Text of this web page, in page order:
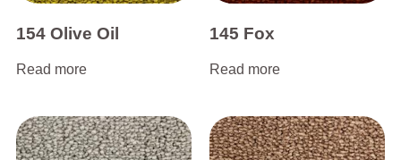
154 Olive Oil
Read more
145 Fox
Read more